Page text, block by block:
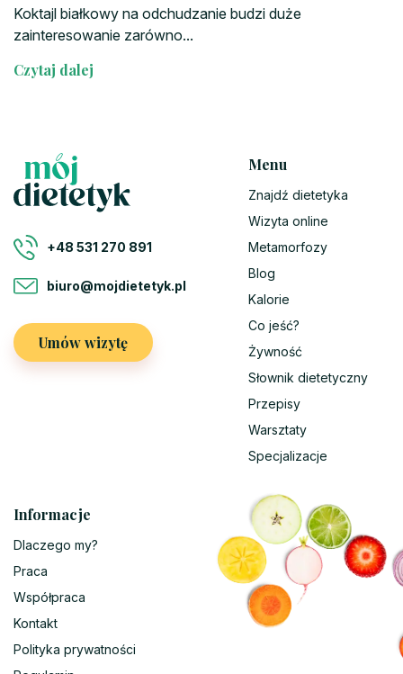
Koktajl białkowy na odchudzanie budzi duże
zainteresowanie zarówno...
Czytaj dalej
+48 531 270 891
biuro@mojdietetyk.pl
Umów wizytę
Menu
Znajdź dietetyka
Wizyta online
Metamorfozy
Blog
Kalorie
Co jeść?
Żywność
Słownik dietetyczny
Przepisy
Warsztaty
Specjalizacje
Informacje
Dlaczego my?
Praca
Współpraca
Kontakt
Polityka prywatności